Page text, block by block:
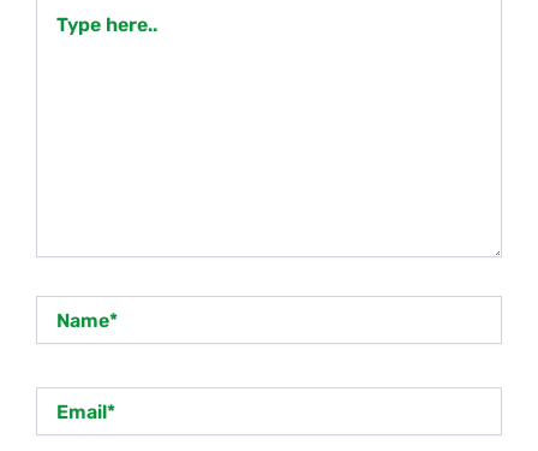
here..